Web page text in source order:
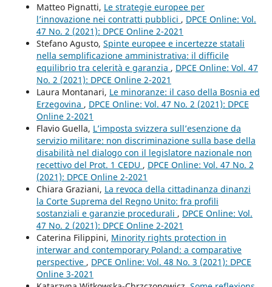
Matteo Pignatti, Le strategie europee per
l’innovazione nei contratti pubblici , DPCE Online: Vol.
47 No. 2 (2021): DPCE Online 2-2021
Stefano Agusto, Spinte europee e incertezze statali
nella semplificazione amministrativa: il difficile
equilibrio tra celerità e garanzia , DPCE Online: Vol. 47
No. 2 (2021): DPCE Online 2-2021
Laura Montanari, Le minoranze: il caso della Bosnia ed
Erzegovina , DPCE Online: Vol. 47 No. 2 (2021): DPCE
Online 2-2021
Flavio Guella, L’imposta svizzera sull’esenzione da
servizio militare: non discriminazione sulla base della
disabilità nel dialogo con il legislatore nazionale non
recettivo del Prot. 1 CEDU , DPCE Online: Vol. 47 No. 2
(2021): DPCE Online 2-2021
Chiara Graziani, La revoca della cittadinanza dinanzi
la Corte Suprema del Regno Unito: fra profili
sostanziali e garanzie procedurali , DPCE Online: Vol.
47 No. 2 (2021): DPCE Online 2-2021
Caterina Filippini, Minority rights protection in
interwar and contemporary Poland: a comparative
perspective , DPCE Online: Vol. 48 No. 3 (2021): DPCE
Online 3-2021